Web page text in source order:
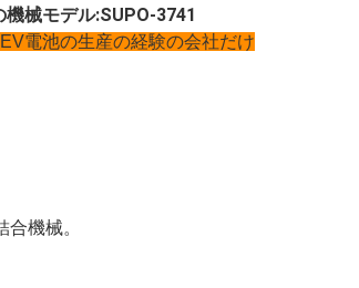
械モデル:SUPO-3741
電池の生産の経験の会社だけ
機械。